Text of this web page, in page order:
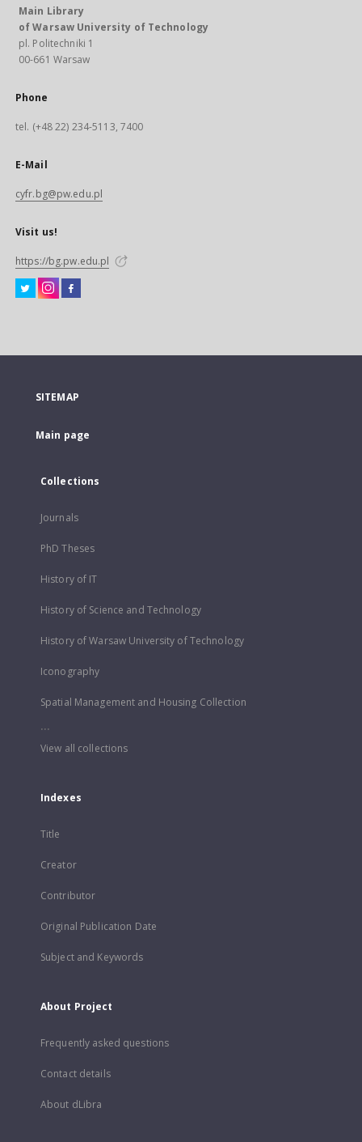
Main Library
of Warsaw University of Technology
pl. Politechniki 1
00-661 Warsaw
Phone
tel. (+48 22) 234-5113, 7400
E-Mail
cyfr.bg@pw.edu.pl
Visit us!
https://bg.pw.edu.pl
SITEMAP
Main page
Collections
Journals
PhD Theses
History of IT
History of Science and Technology
History of Warsaw University of Technology
Iconography
Spatial Management and Housing Collection
...
View all collections
Indexes
Title
Creator
Contributor
Original Publication Date
Subject and Keywords
About Project
Frequently asked questions
Contact details
About dLibra